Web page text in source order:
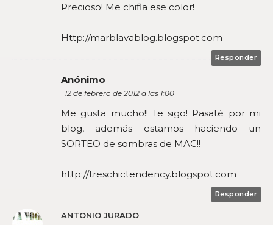
Precioso! Me chifla ese color!
Http://marblavablog.blogspot.com
Responder
Anónimo
12 de febrero de 2012 a las 1:00
Me gusta mucho!! Te sigo! Pasaté por mi
blog, además estamos haciendo un
SORTEO de sombras de MAC!!
http://treschictendency.blogspot.com
Responder
ANTONIO JURADO